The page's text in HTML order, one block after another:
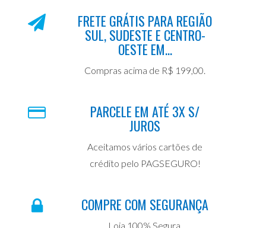
FRETE GRÁTIS PARA REGIÃO
SUL, SUDESTE E CENTRO-
OESTE EM...
Compras acima de R$ 199,00.
PARCELE EM ATÉ 3X S/
JUROS
Aceitamos vários cartões de
crédito pelo PAGSEGURO!
COMPRE COM SEGURANÇA
Loja 100% Segura.